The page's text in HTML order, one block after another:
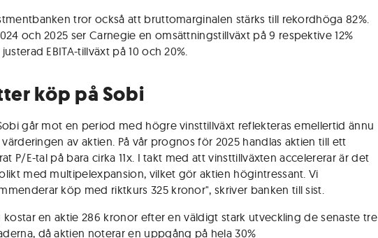
tror också att bruttomarginalen stärks till rekordhöga 82%.
och 2025 ser Carnegie en omsättningstillväxt på 9 respektive 12%
EBITA-tillväxt på 10 och 20%.
köp på Sobi
går mot en period med högre vinsttillväxt reflekteras emellertid ännu
av aktien. På vår prognos för 2025 handlas aktien till ett
P/E-tal på bara cirka 11x. I takt med att vinsttillväxten accelererar är det
med multipelexpansion, vilket gör aktien högintressant. Vi
köp med riktkurs 325 kronor", skriver banken till sist.
kostar en aktie 286 kronor efter en väldigt stark utveckling de senaste tre
då aktien noterar en uppgång på hela 30%